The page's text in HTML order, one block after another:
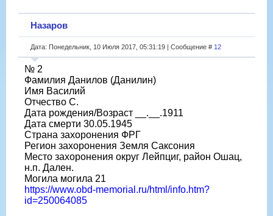
Назаров
Дата: Понедельник, 10 Июля 2017, 05:31:19 | Сообщение # 12
№ 2
Фамилия Данилов (Данилин)
Имя Василий
Отчество С.
Дата рождения/Возраст __.__.1911
Дата смерти 30.05.1945
Страна захоронения ФРГ
Регион захоронения Земля Саксония
Место захоронения округ Лейпциг, район Ошац,
н.п. Дален.
Могила могила 21
https://www.obd-memorial.ru/html/info.htm?
id=250064085